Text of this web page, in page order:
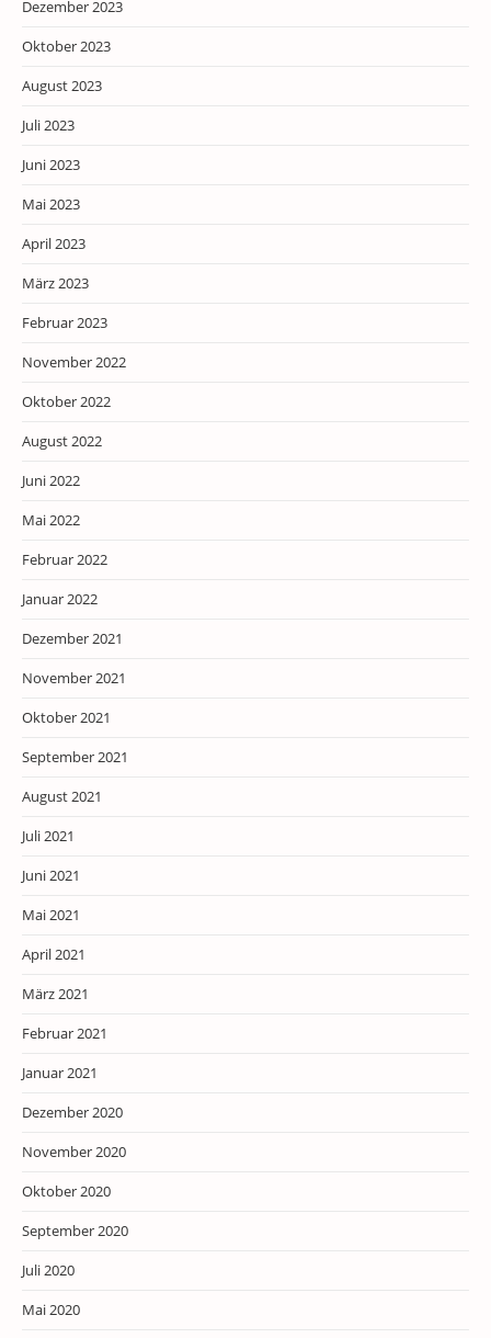
Dezember 2023
Oktober 2023
August 2023
Juli 2023
Juni 2023
Mai 2023
April 2023
März 2023
Februar 2023
November 2022
Oktober 2022
August 2022
Juni 2022
Mai 2022
Februar 2022
Januar 2022
Dezember 2021
November 2021
Oktober 2021
September 2021
August 2021
Juli 2021
Juni 2021
Mai 2021
April 2021
März 2021
Februar 2021
Januar 2021
Dezember 2020
November 2020
Oktober 2020
September 2020
Juli 2020
Mai 2020